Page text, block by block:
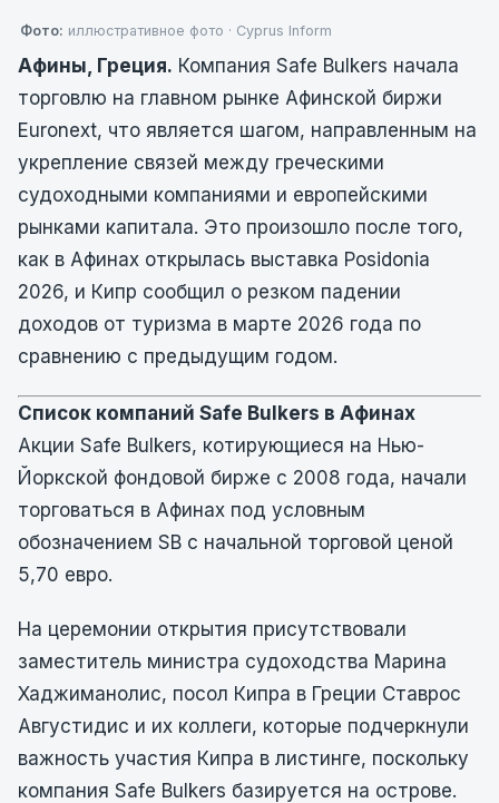
Фото: иллюстративное фото · Cyprus Inform
Афины, Греция. Компания Safe Bulkers начала
торговлю на главном рынке Афинской биржи
Euronext, что является шагом, направленным на
укрепление связей между греческими
судоходными компаниями и европейскими
рынками капитала. Это произошло после того,
как в Афинах открылась выставка Posidonia
2026, и Кипр сообщил о резком падении
доходов от туризма в марте 2026 года по
сравнению с предыдущим годом.
Список компаний Safe Bulkers в Афинах
Акции Safe Bulkers, котирующиеся на Нью-
Йоркской фондовой бирже с 2008 года, начали
торговаться в Афинах под условным
обозначением SB с начальной торговой ценой
5,70 евро.
На церемонии открытия присутствовали
заместитель министра судоходства Марина
Хаджиманолис, посол Кипра в Греции Ставрос
Августидис и их коллеги, которые подчеркнули
важность участия Кипра в листинге, поскольку
компания Safe Bulkers базируется на острове.